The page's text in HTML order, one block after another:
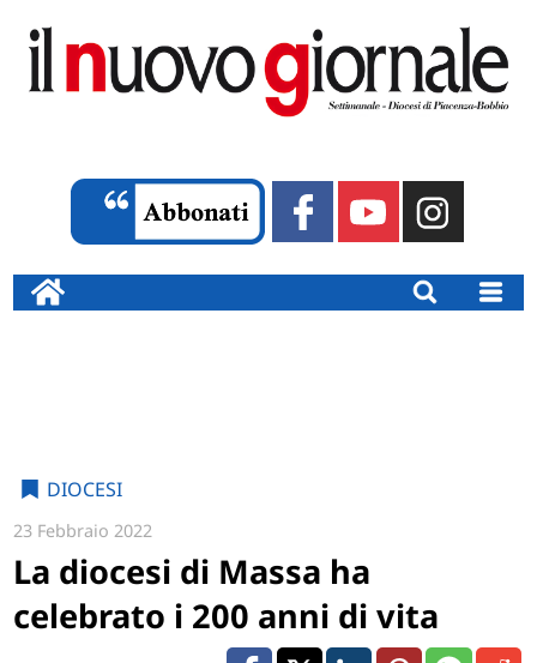
DIOCESI
23 Febbraio 2022
La diocesi di Massa ha
celebrato i 200 anni di vita